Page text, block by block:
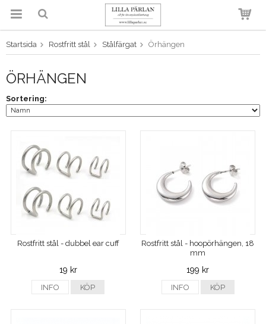
Produkten har blivit tillagd i
varukorgen
Startsida Rostfritt stål Stålfärgat Örhängen
ÖRHÄNGEN
Sortering:
Rostfritt stål - dubbel ear cuff
19 kr
INFO KÖP
Rostfritt stål - hoopörhängen, 18
mm
199 kr
INFO KÖP